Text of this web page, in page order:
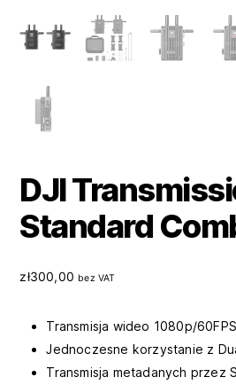
DJI
Standard
zł300,00 bez VAT
Transmisja wideo 1080p/
Jednoczesne korzystanie z
Transmisja metadanych przez